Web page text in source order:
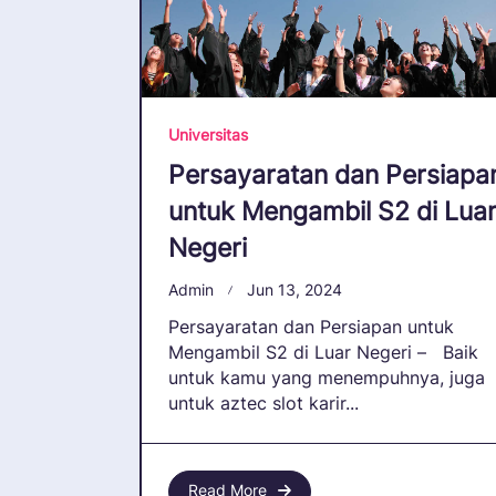
Universitas
Persayaratan dan
untuk Mengambil S2 di Luar
Negeri
Admin Jun 13, 2024
Persayaratan dan Persiapan untuk
Mengambil S2 di Luar Negeri – Baik
untuk kamu yang menempuhnya, juga
untuk aztec slot karir...
Read More